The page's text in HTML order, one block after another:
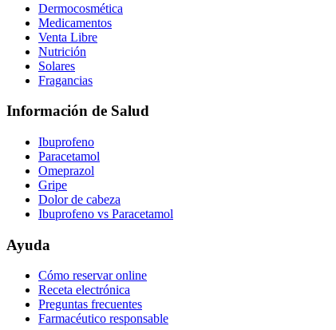
Dermocosmética
Medicamentos
Venta Libre
Nutrición
Solares
Fragancias
Información de Salud
Ibuprofeno
Paracetamol
Omeprazol
Gripe
Dolor de cabeza
Ibuprofeno vs Paracetamol
Ayuda
Cómo reservar online
Receta electrónica
Preguntas frecuentes
Farmacéutico responsable